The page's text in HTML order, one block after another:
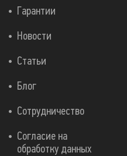
Гарантии
Новости
Статьи
Блог
Сотрудничество
Согласие на
обработку данных